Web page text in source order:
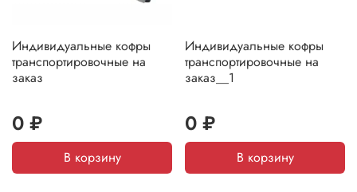
Индивидуальные кофры
транспортировочные на
заказ
0 ₽
В корзину
Индивидуальные кофры
транспортировочные на
заказ__1
0 ₽
В корзину